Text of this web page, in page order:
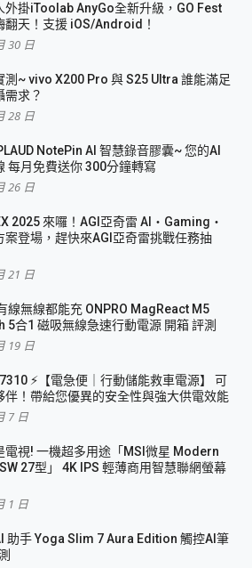
外掛iToolab AnyGo全新升級，GO Fest
翻天！支援 iOS/Android！
30 日
測~ vivo X200 Pro 與 S25 Ultra 誰能滿足
需求？
28 日
NotePin AI 智慧錄音膠囊~ 您的AI
每月免費送你 300分鐘轉寫
26 日
2025 來囉！AGI亞奇雷 AI・Gaming・
案登場，趕快來AGI亞奇雷挑戰任務抽
21 日
線無線都能充 ONPRO MagReact M5
5合1 磁吸無線急速行動電源 開箱 評測
19 日
⚡【電急便｜行動儲能救車電源】 可
伴！帶給您優異的安全性與強大供電效能
7 日
電視! 一機超多用途「MSI微星 Modern
27型」 4K IPS 輕薄商用智慧聯網螢幕
1 日
助手 Yoga Slim 7 Aura Edition 觸控AI筆